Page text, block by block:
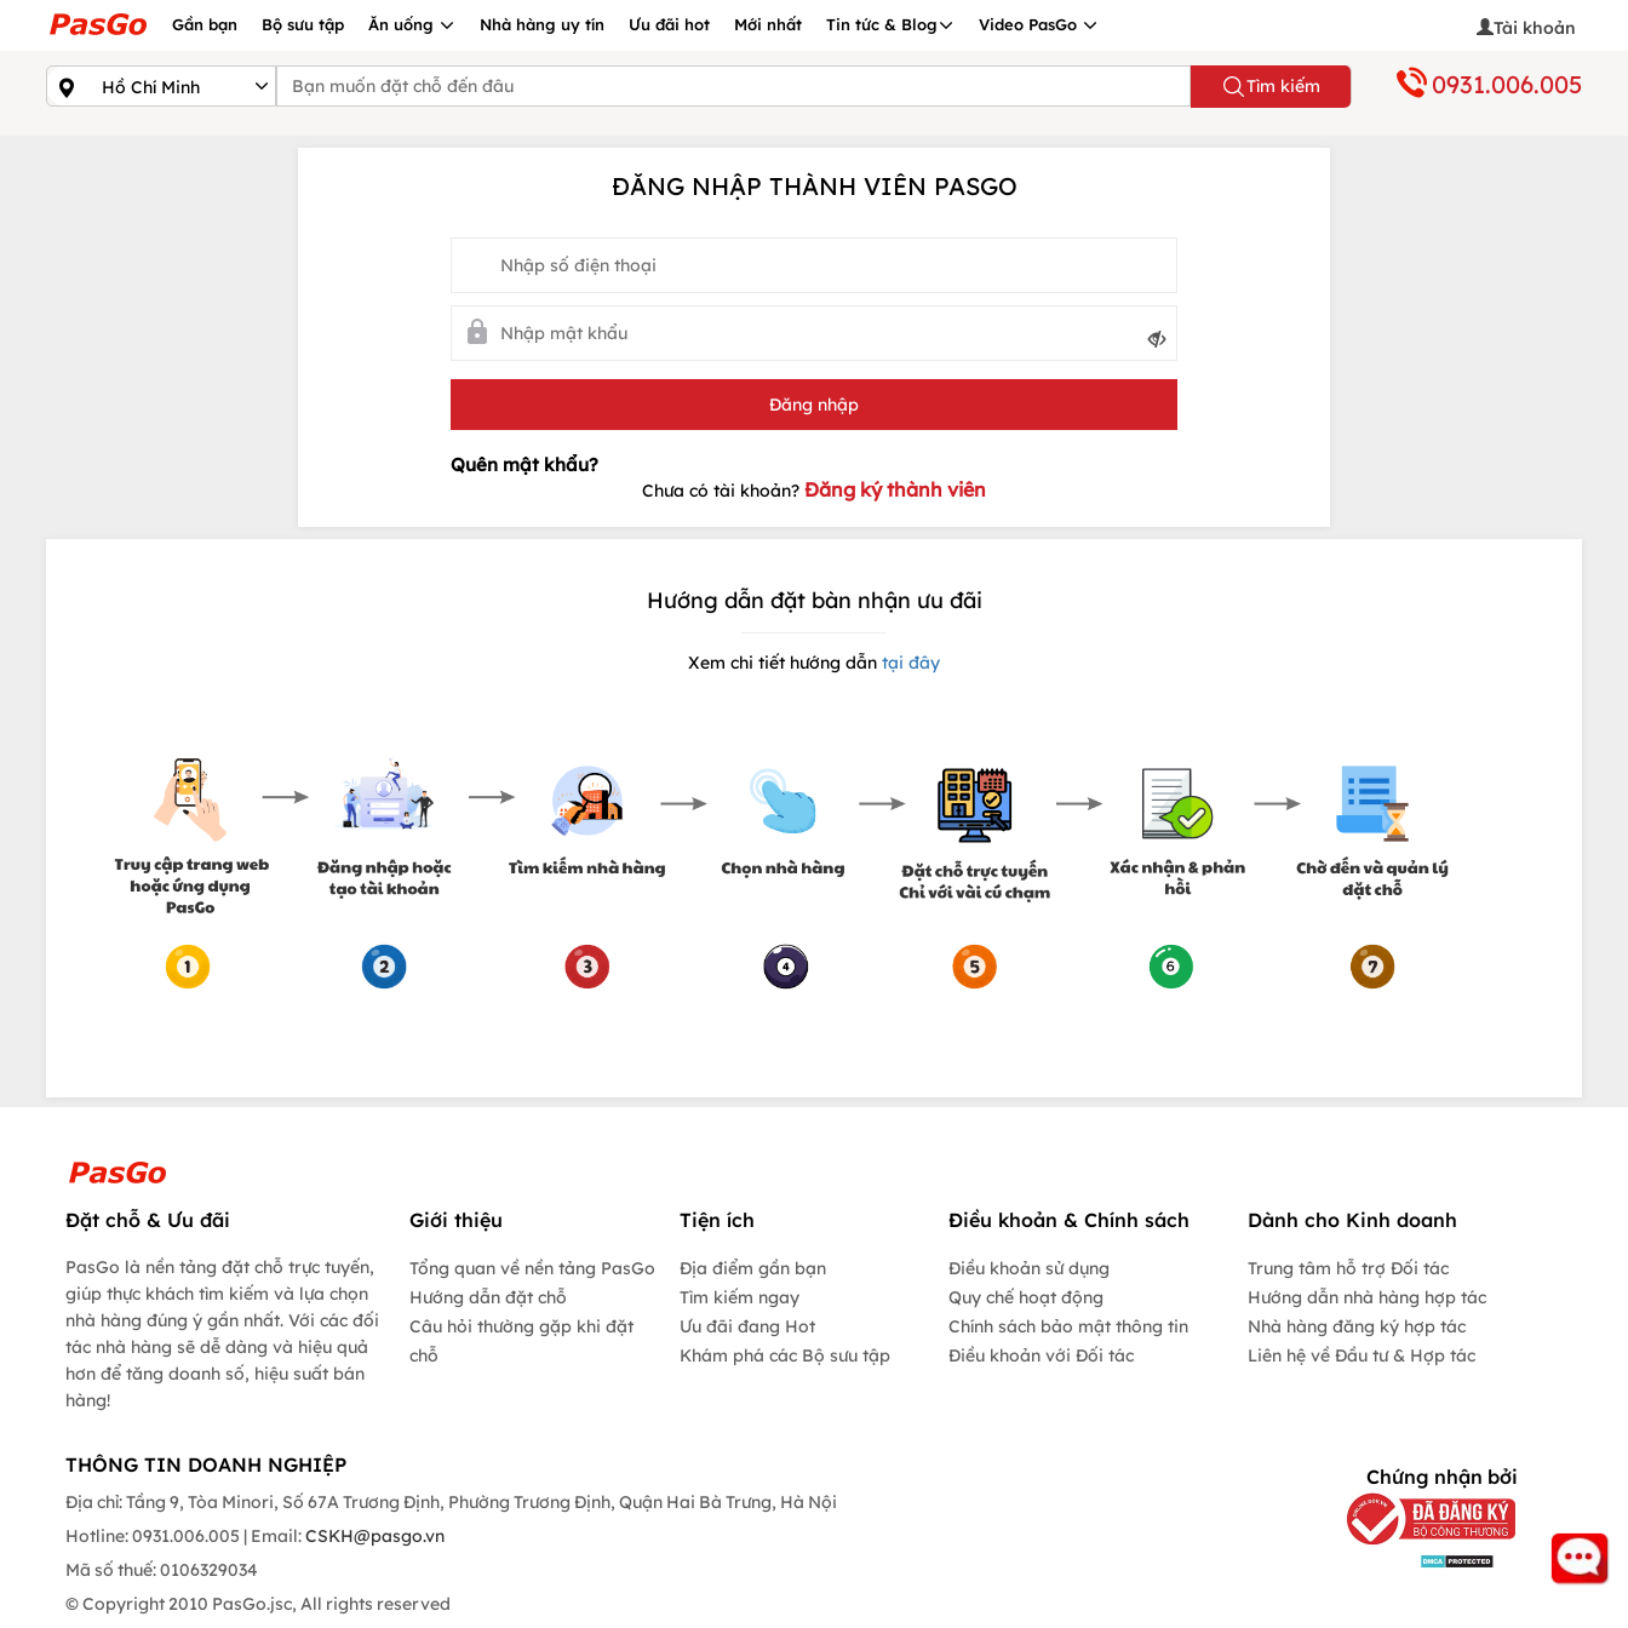
Gần bạn Bộ sưu tập Ăn uống Nhà hàng uy tín Ưu đãi hot Mới nhất Tin tức & Blog Video PasGo Tài khoản
Tìm kiếm 0931.006.005
ĐĂNG NHẬP THÀNH VIÊN PASGO
Chưa có tài khoản? Đăng ký thành viên
Hướng dẫn đặt bàn nhận ưu đãi
Xem chi tiết hướng dẫn tại đây
Đặt chỗ & Ưu đãi
PasGo là nền tảng đặt chỗ trực tuyến,
giúp thực khách tìm kiếm và lựa chọn
nhà hàng đúng ý gần nhất. Với các đối
tác nhà hàng sẽ dễ dàng và hiệu quả
hơn để tăng doanh số, hiệu suất bán
hàng!
Giới thiệu
Tổng quan về nền tảng PasGo
Hướng dẫn đặt chỗ
Câu hỏi thường gặp khi đặt
chỗ
Tiện ích
Địa điểm gần bạn
Tìm kiếm ngay
Ưu đãi đang Hot
Khám phá các Bộ sưu tập
Điều khoản & Chính sách
Điều khoản sử dụng
Quy chế hoạt động
Chính sách bảo mật thông tin
Điều khoản với Đối tác
Dành cho Kinh doanh
Trung tâm hỗ trợ Đối tác
Hướng dẫn nhà hàng hợp tác
Nhà hàng đăng ký hợp tác
Liên hệ về Đầu tư & Hợp tác
THÔNG TIN DOANH NGHIỆP
Địa chỉ: Tầng 9, Tòa Minori, Số 67A Trương Định, Phường Trương Định, Quận Hai Bà Trưng, Hà Nội
Hotline: 0931.006.005 | Email:CSKH@pasgo.vn
Mã số thuế: 0106329034
© Copyright 2010 PasGo.jsc, All rights reserved
Chứng nhận bởi